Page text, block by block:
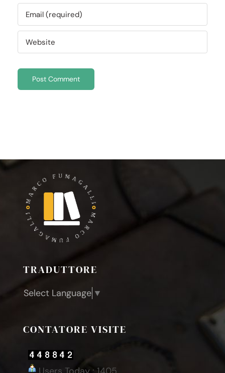
TRADUTTORE
Select Language ▼
CONTATORE VISITE